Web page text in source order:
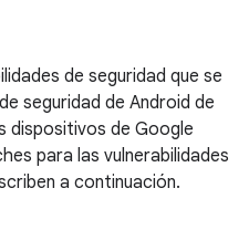
de seguridad que se
seguridad de Android de
dispositivos de Google
para las vulnerabilidades
a continuación.